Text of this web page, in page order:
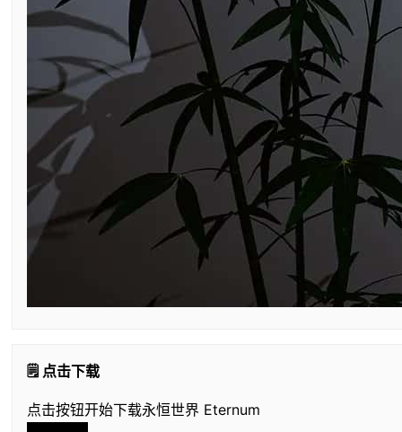
🗒️ 点击下载
点击按钮开始下载永恒世界 Eternum